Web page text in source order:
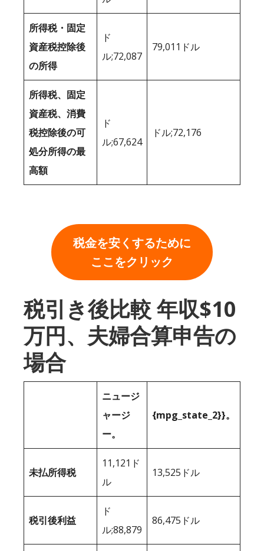
所得税・固定
資産税控除後
の所得
ド
ル;72,087
79,011ドル
所得税、固定
資産税、消費
税控除後の可
処分所得の最
高額
ド
ル;67,624
ドル;72,176
税金を安くするために
ここをクリック
税引き後比較 年収$10
万円、夫婦合算申告の
場合
ニュージ
ャージ
ー。
{mpg_state_2}}。
未払所得税
11,121ド
ル
13,525ドル
税引後利益
ド
ル;88,879
86,475ドル